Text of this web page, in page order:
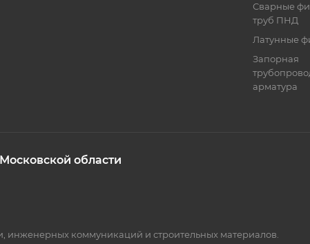
Сварные
труб ПНД
Латунные
Запорная
арматура
области
инженерных коммуникаций и строительных материалов.